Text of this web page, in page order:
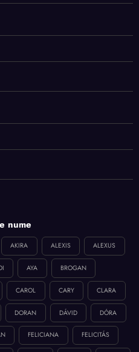
nume
AKIRA ALEXIS ALEXUS
AYA BROGAN
CAROL CARY CLARA
DORAN DÁVID DÓRA
FELICIANA FELICITÁS